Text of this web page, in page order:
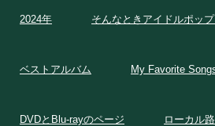
2024年 そんなときアイドルポッ
ベストアルバム My Favorite
DVDとBlu-rayのページ ローカル